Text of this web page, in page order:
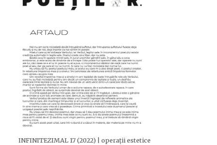
INFINITEZIMAL 17 (2022) | operații estetice